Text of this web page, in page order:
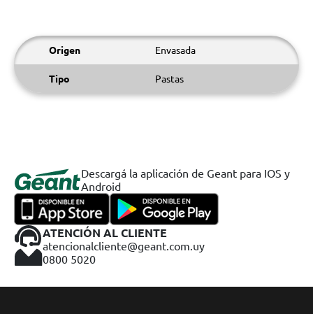
Origen Envasada
Tipo Pastas
Descargá la aplicación de Geant para IOS y
Android
ATENCIÓN AL CLIENTE
atencionalcliente@geant.com.uy
0800 5020